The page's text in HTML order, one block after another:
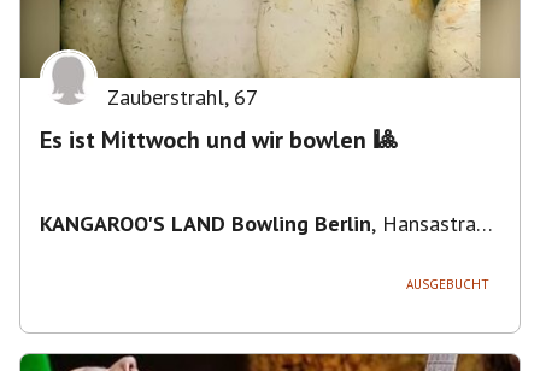
Zauberstrahl, 67
Es ist Mittwoch und wir bowlen 🎱
KANGAROO'S LAND Bowling Berlin, Hansastraße
AUSGEBUCHT